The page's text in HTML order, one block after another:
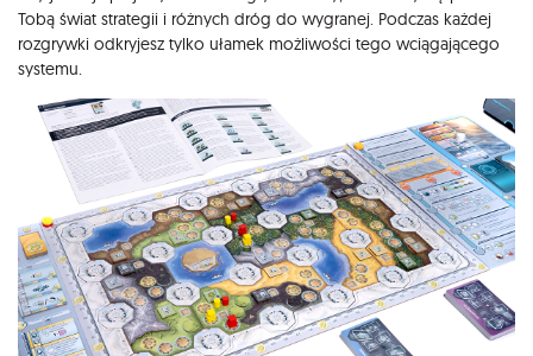
Tobą świat strategii i różnych dróg do wygranej. Podczas każdej
rozgrywki odkryjesz tylko ułamek możliwości tego wciągającego
systemu.